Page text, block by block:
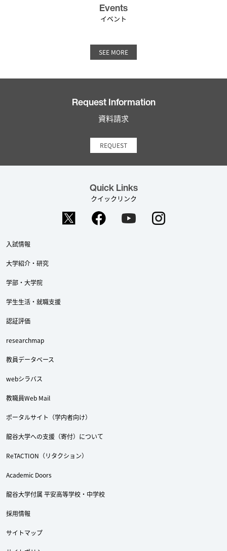
Events
イベント
SEE MORE
Request Information
資料請求
REQUEST
Quick Links
クイックリンク
入試情報
大学紹介・研究
学部・大学院
学生生活・就職支援
認証評価
researchmap
教員データベース
webシラバス
教職員Web Mail
ポータルサイト（学内者向け）
龍谷大学への支援（寄付）について
ReTACTION（リタクション）
Academic Doors
龍谷大学付属 平安高等学校・中学校
採用情報
サイトマップ